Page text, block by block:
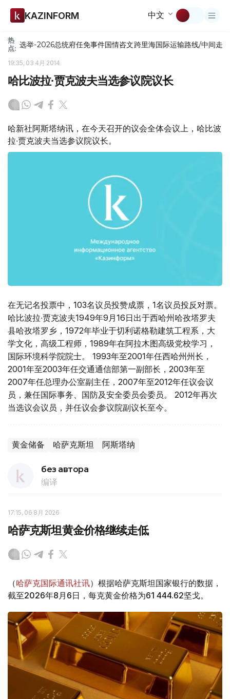
KAZINFORM 中文
热
点: 选举-2026总统府任免事件国情咨文跨里海国际运输路线/中间走廊
19:35, 03 4月 2014
哈比波拉∙贾克波夫当选参议院议长
哈新社阿斯塔纳讯，在今天召开的议会全体会议上，哈比波
拉∙贾克波夫当选参议院议长。
在无记名投票中，103名议员投赞成票，1名议员投反对票。
哈比波拉∙贾克波夫1949年9月16日出于西哈州哈孜塔罗夫
县哈孜塔罗乡，1972年毕业于切利诺格勒建筑工程系，大
学文化，高级工程师，1989年在阿拉木图高级党校学习，
国际环境科学院院士。 1993年至2001年任西哈州州长，
2001年至2003年任交通通信部第一副部长，2003年至
2007年任总理办公室副主任，2007年至2012年任议会议
员，兼任国际事务、国防及安全委员会委员。 2012年再次
当选议会议员，并任议会参议院副议长至今。
黄金储备 哈萨克斯坦 阿斯塔纳
без автора
编译
17:15, 06 8月 2026
哈萨克斯坦黄金价格继续走低
（哈萨克国际通讯社讯）根据哈萨克斯坦国家银行的数据，
截至2026年8月6日，每克黄金价格为61 444.62坚戈。